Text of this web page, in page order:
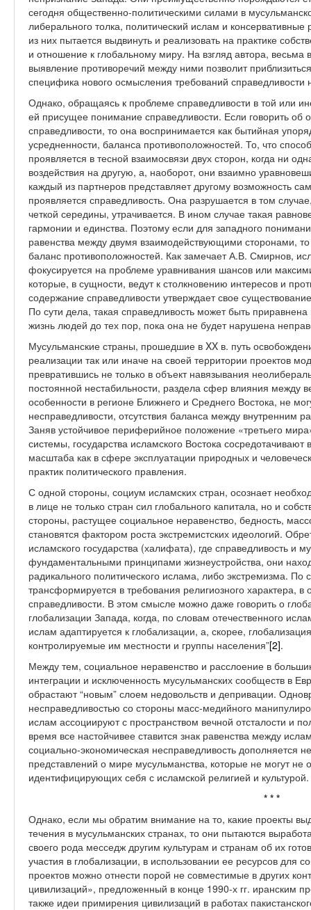
сегодня общественно-политическими силами в
либерального толка, политический ислам и
из них пытается выдвинуть и реализовать на практике
и отношение к глобальному миру. На взгляд автора, весьма
выявление противоречий между ними позволит
специфика нового осмысления требований справедливости
Однако, обращаясь к проблеме справедливости в той или
ей присущее понимание справедливости. Если говорить об
справедливости, то она воспринимается как бытийная
усредненности, баланса противоположностей. То, что
проявляется в тесной взаимосвязи двух сторон, когда ни
воздействия на другую, а, наоборот, они взаимно
каждый из партнеров представляет другому возможность
проявляется справедливость. Она разрушается в том
четкой середины, утрачивается. В ином случае такая
гармонии и единства. Поэтому если для западного
равенства между двумя взаимодействующими сторонами,
баланс противоположностей. Как замечает А.В. Смирнов,
фокусируется на проблеме уравнивания шансов или
которые, в сущности, ведут к столкновению интересов и
содержание справедливости утверждает свое
По сути дела, такая справедливость может быть
жизнь людей до тех пор, пока она не будет нарушена
Мусульманские страны, прошедшие в XX в. путь
реализации так или иначе на своей территории проектов
превратившись не только в объект навязывания
постоянной нестабильности, раздела сфер влияния между
особенности в регионе Ближнего и Среднего Востока, не
несправедливости, отсутствия баланса между внутренним
Заняв устойчивое периферийное положение «третьего
системы, государства исламского Востока
масштаба как в сфере эксплуатации природных и
практик политического правления.
С одной стороны, социум исламских стран, осознает
в лице не только стран сил глобального капитала, но и
стороны, растущее социальное неравенство, бедность,
становятся фактором роста экстремистских идеологий.
исламского государства (халифата), где справедливость и
фундаментальными принципами жизнеустройства, они
радикального политического ислама, либо экстремизма. По
трансформируется в требования религиозного характера,
справедливости. В этом смысле можно даже говорить о
глобализации Запада, когда, по словам отечественного
ислам адаптируется к глобализации, а, скорее,
контролируемые им местности и группы населения”[2].
Между тем, социальное неравенство и расслоение в
интеграции и исключенность мусульманских сообществ в
обрастают “новым” слоем недовольств и депривации.
несправедливостью со стороны масс-медийного
ислам ассоциируют с пространством вечной отсталости и
время все настойчивее ставится знак равенства между
социально-экономическая несправедливость дополняется
представлений о мире мусульманства, которые не могут не
идентифицирующих себя с исламской религией и культурой.
* * *
Однако, если мы обратим внимание на то, какие проекты
течения в мусульманских странах, то они пытаются
своего рода месседж другим культурам и странам об их
участия в глобализации, в использовании ее ресурсов для
проектов можно отнести порой не совместимые в других
цивилизаций», предложенный в конце 1990-х гг.
также идеи примирения цивилизаций в работах